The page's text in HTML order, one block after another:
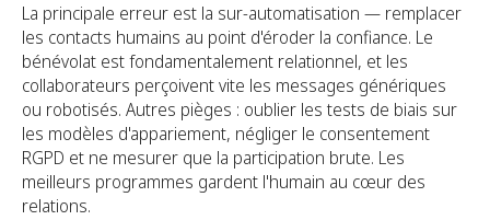
La principale erreur est la sur-automatisation — remplacer
les contacts humains au point d'éroder la confiance. Le
bénévolat est fondamentalement relationnel, et les
collaborateurs perçoivent vite les messages génériques
ou robotisés. Autres pièges : oublier les tests de biais sur
les modèles d'appariement, négliger le consentement
RGPD et ne mesurer que la participation brute. Les
meilleurs programmes gardent l'humain au cœur des
relations.